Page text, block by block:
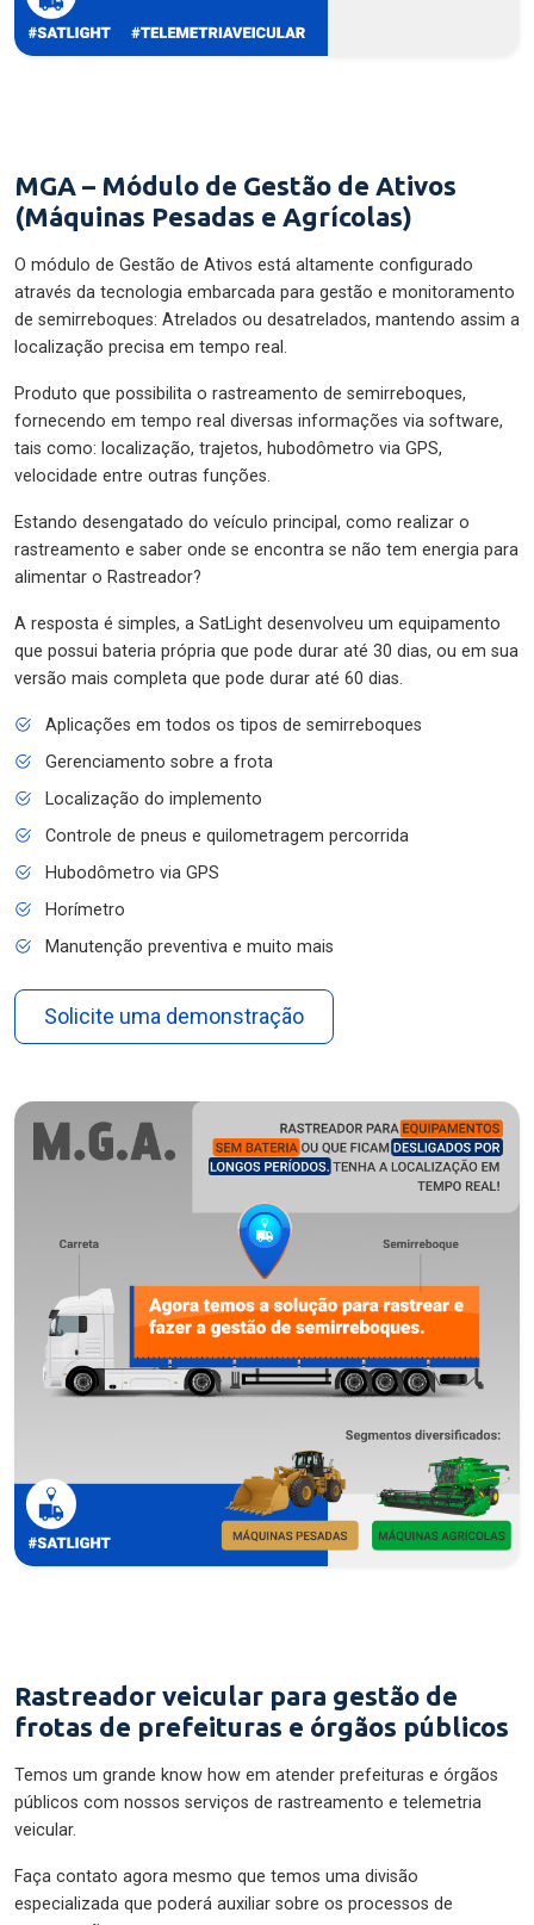
MGA – Módulo de Gestão de Ativos
(Máquinas Pesadas e Agrícolas)
O módulo de Gestão de Ativos está altamente configurado
através da tecnologia embarcada para gestão e monitoramento
de semirreboques: Atrelados ou desatrelados, mantendo assim a
localização precisa em tempo real.
Produto que possibilita o rastreamento de semirreboques,
fornecendo em tempo real diversas informações via software,
tais como: localização, trajetos, hubodômetro via GPS,
velocidade entre outras funções.
Estando desengatado do veículo principal, como realizar o
rastreamento e saber onde se encontra se não tem energia para
alimentar o Rastreador?
A resposta é simples, a SatLight desenvolveu um equipamento
que possui bateria própria que pode durar até 30 dias, ou em sua
versão mais completa que pode durar até 60 dias.
Aplicações em todos os tipos de semirreboques
Gerenciamento sobre a frota
Localização do implemento
Controle de pneus e quilometragem percorrida
Hubodômetro via GPS
Horímetro
Manutenção preventiva e muito mais
Solicite uma demonstração
Rastreador veicular para gestão de
frotas de prefeituras e órgãos públicos
Temos um grande know how em atender prefeituras e órgãos
públicos com nossos serviços de rastreamento e telemetria
veicular.
Faça contato agora mesmo que temos uma divisão
especializada que poderá auxiliar sobre os processos de